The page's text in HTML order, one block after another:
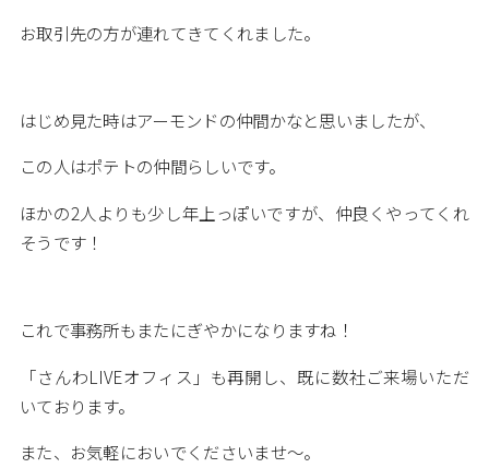
お取引先の方が連れてきてくれました。
はじめ見た時はアーモンドの仲間かなと思いましたが、
この人はポテトの仲間らしいです。
ほかの2人よりも少し年上っぽいですが、仲良くやってくれ
そうです！
これで事務所もまたにぎやかになりますね！
「さんわLIVEオフィス」も再開し、既に数社ご来場いただ
いております。
また、お気軽においでくださいませ～。